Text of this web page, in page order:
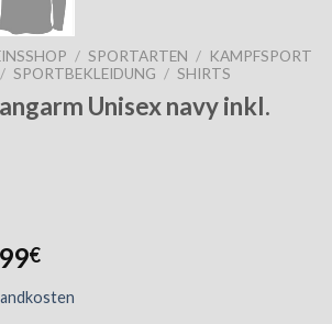
/ SPORTARTEN / KAMPFSPORT
/ SPORTBEKLEIDUNG / SHIRTS
Unisex navy inkl.
€